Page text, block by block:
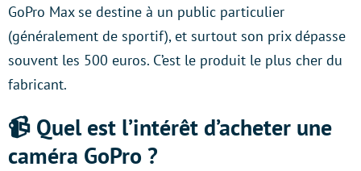
GoPro Max se destine à un public particulier
(généralement de sportif), et surtout son prix dépasse
souvent les 500 euros. C’est le produit le plus cher du
fabricant.
📹 Quel est l’intérêt d’acheter une
caméra GoPro ?